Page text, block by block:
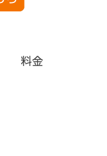
料金